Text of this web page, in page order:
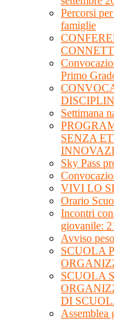
Percorsi
famiglie
Primo
Settimana
SENZA
Sky Pass
VIVI LO
Orario
Incontri
giovanile:
Avviso
SCUOLA
SCUOLA
DI
Assemblea